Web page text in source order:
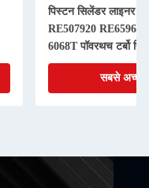
पिस्टन सिलेंडर लाइनर
RE507920 RE65967
6068T पॉवरथच टर्बो
सबसे अच्छी